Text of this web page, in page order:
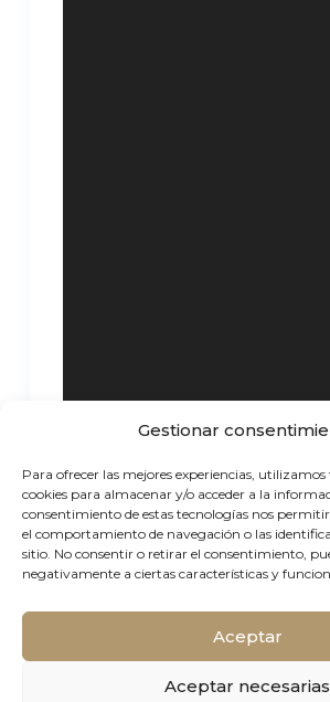
Gestionar
Para ofrecer las mejores experiencias,
cookies para almacenar y/o acceder a la
consentimiento de estas tecnologías nos
el comportamiento de navegación o las
sitio. No consentir o retirar el consentimiento,
negativamente a ciertas características y
Aceptar
Aceptar necesarias